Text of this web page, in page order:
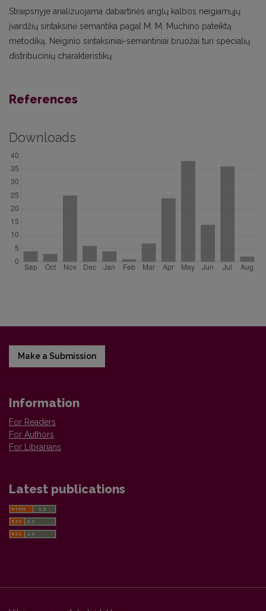
Straipsnyje analizuojama dabartinės anglų kalbos neigiamųjų
įvardžių sintaksinė semantika pagal M. M. Muchino pateiktą
metodiką. Neiginio sintaksiniai-semantiniai bruožai turi specialių
distribucinių charakteristikų.
References
Downloads
Make a Submission
Information
For Readers
For Authors
For Librarians
Latest publications